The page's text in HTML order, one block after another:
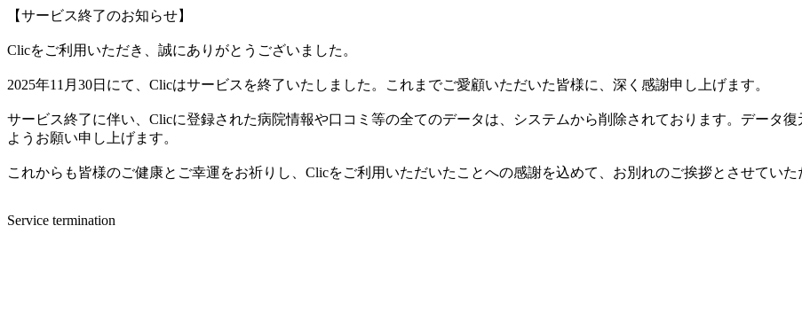
【サービス終了のお知らせ】
Clicをご利用いただき、誠にありがとうございました。
2025年11月30日にて、Clicはサービスを終了いたしました。これまでご愛顧いただいた皆様に、深く感謝申し上げます。
サービス終了に伴い、Clicに登録された病院情報や口コミ等の全てのデータは、システムから削除されております。データ
ようお願い申し上げます。
これからも皆様のご健康とご幸運をお祈りし、Clicをご利用いただいたことへの感謝を込めて、お別れのご挨拶とさせていた
Service termination